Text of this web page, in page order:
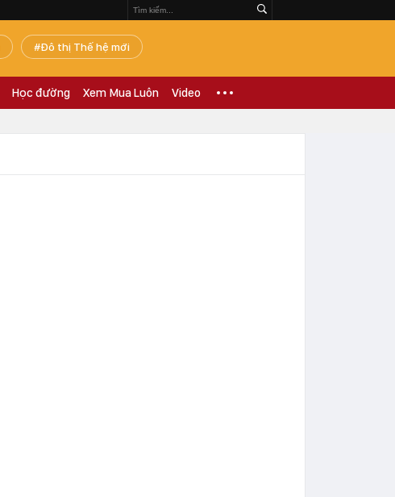
Đô thị Thế hệ mới
Học đường Xem Mua Luôn Video